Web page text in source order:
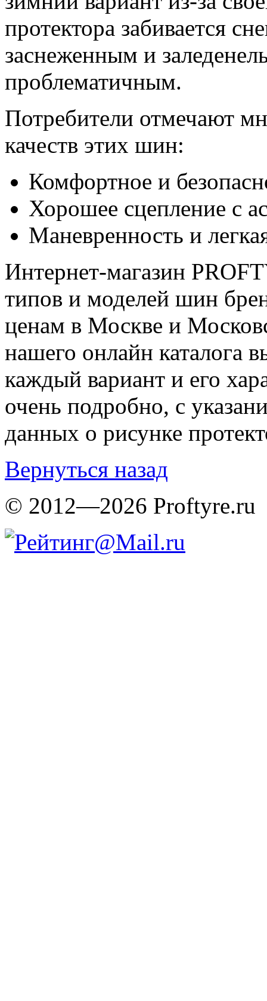
протектора забивается
заснеженным и
проблематичным.
Потребители отмечают
качеств этих шин:
Комфортное и
Хорошее сцепление с
Маневренность и
Интернет-магазин
типов и моделей шин
ценам в Москве и
нашего онлайн каталога
каждый вариант и его
очень подробно, с
данных о рисунке
Вернуться назад
© 2012—2026 Proftyre.ru